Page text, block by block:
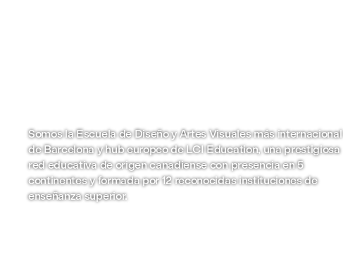
Somos la Escuela de Diseño y Artes Visuales más internacional
de Barcelona y hub europeo de LCI Education, una prestigiosa
red educativa de origen canadiense con presencia en 5
continentes y formada por 12 reconocidas instituciones de
enseñanza superior.